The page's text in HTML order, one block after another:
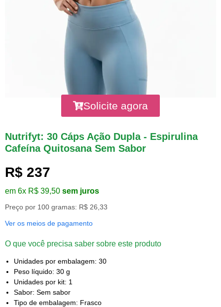
Solicite agora
Nutrifyt: 30 Cáps Ação Dupla - Espirulina
Cafeína Quitosana Sem Sabor
R$ 237
em 6x R$ 39,50 sem juros
Preço por 100 gramas: R$ 26,33
Ver os meios de pagamento
O que você precisa saber sobre este produto
Unidades por embalagem: 30
Peso líquido: 30 g
Unidades por kit: 1
Sabor: Sem sabor
Tipo de embalagem: Frasco